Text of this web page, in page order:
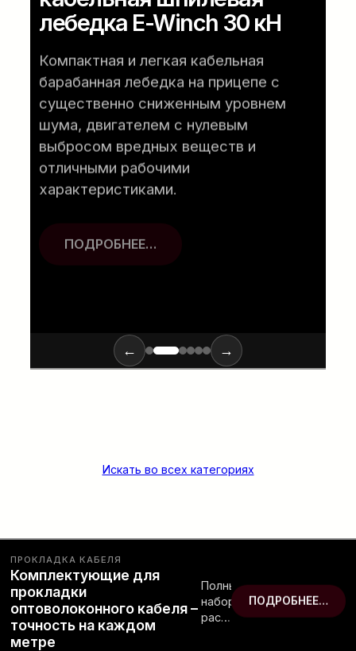
лебедка E-Winch 30 кН
Компактная и легкая кабельная
барабанная лебедка на прицепе с
существенно сниженным уровнем
шума, двигателем с нулевым
выбросом вредных веществ и
отличными рабочими
характеристиками.
ПОДРОБНЕЕ…
← →
Искать во всех категориях
ПРОКЛАДКА КАБЕЛЯ
Комплектующие для
прокладки
оптоволоконного кабеля –
точность на каждом
метре
Полный
набор
расходных
ПОДРОБНЕЕ…